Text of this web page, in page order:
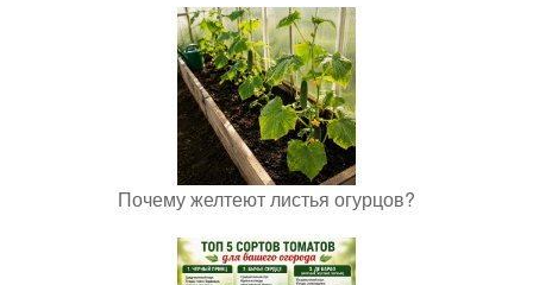
Почему желтеют листья огурцов?